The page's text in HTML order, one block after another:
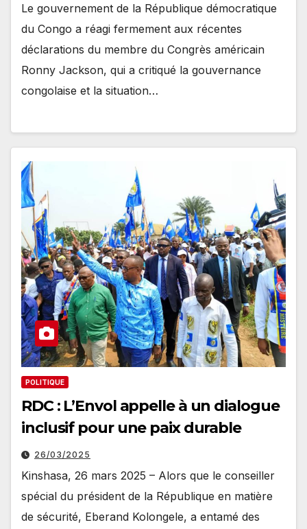
Le gouvernement de la République démocratique
du Congo a réagi fermement aux récentes
déclarations du membre du Congrès américain
Ronny Jackson, qui a critiqué la gouvernance
congolaise et la situation…
POLITIQUE
RDC : L’Envol appelle à un dialogue
inclusif pour une paix durable
26/03/2025
Kinshasa, 26 mars 2025 – Alors que le conseiller
spécial du président de la République en matière
de sécurité, Eberand Kolongele, a entamé des